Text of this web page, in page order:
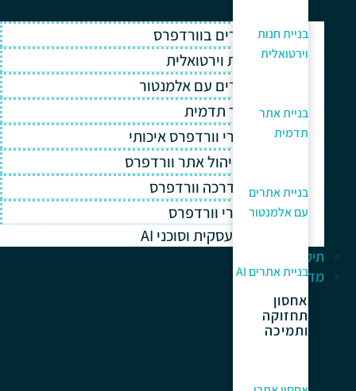
בניית חנות
וירטואלית
בניית אתר
תדמית
בניית אתרים
עם אלמנטור
בניית אתרים AI
אחסון
תחזוקה
ותמיכה
בניית אתרים בוורדפרס
בניית חנות וירטואלית
בניית אתרים עם אלמנטור
בניית אתר תדמית
אחסון אתרי וורדפרס איכותי
תחזוקה וניהול אתר וורדפרס
תמיכה והדרכה וורדפרס
קידום אתרי וורדפרס
אוטומציה עסקית וסוכני AI
תיק עבודות
מדריך למתחלים